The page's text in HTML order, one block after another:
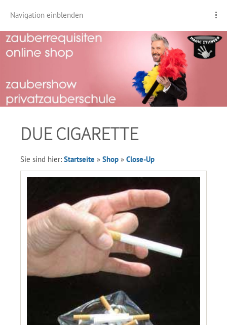
Navigation einblenden
DUE CIGARETTE
Sie sind hier: Startseite » Shop » Close-Up